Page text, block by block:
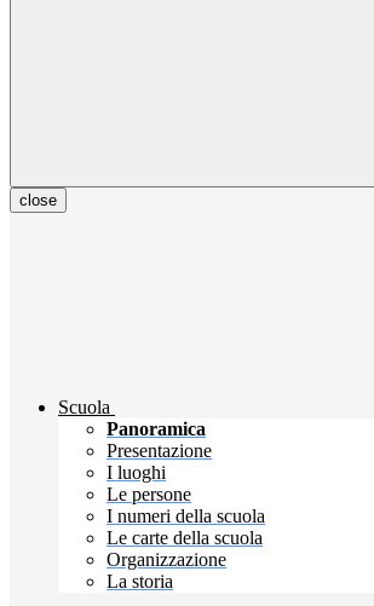
close
Scuola
Panoramica
Presentazione
I luoghi
Le persone
I numeri della scuola
Le carte della scuola
Organizzazione
La storia